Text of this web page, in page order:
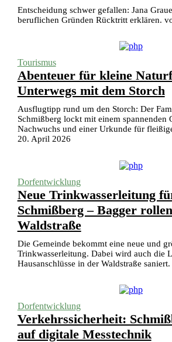
Entscheidung schwer gefallen: Jana
beruflichen Gründen Rücktritt erklären.
Tourismus
Abenteuer für kleine
Unterwegs mit dem Storch
Ausflugtipp rund um den Storch: Der
Schmißberg lockt mit einem spannenden
Nachwuchs und einer Urkunde für
20. April 2026
Dorfentwicklung
Neue Trinkwasserleitung
Schmißberg – Bagger
Waldstraße
Die Gemeinde bekommt eine neue und
Trinkwasserleitung. Dabei wird auch die
Hausanschlüsse in der Waldstraße
Dorfentwicklung
Verkehrssicherheit:
auf digitale Messtechnik